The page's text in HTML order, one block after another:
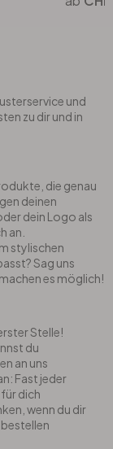
und
zu dir und in
die genau
deinen
dein Logo als
an.
stylischen
Sag uns
es möglich!
Stelle!
du
an uns
Fast jeder
dich
wenn du dir